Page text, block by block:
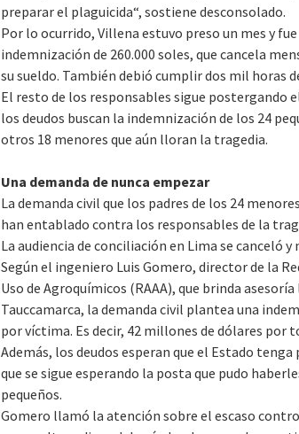
preparar el plaguicida“, sostiene desconsolado.
Por lo ocurrido, Villena estuvo preso un mes y
indemnización de 260.000 soles, que cancela
su sueldo. También debió cumplir dos mil horas
El resto de los responsables sigue postergando
los deudos buscan la indemnización de los 24
otros 18 menores que aún lloran la tragedia.
Una demanda de nunca empezar
La demanda civil que los padres de los 24
han entablado contra los responsables de la
La audiencia de conciliación en Lima se canceló y
Según el ingeniero Luis Gomero, director de la
Uso de Agroquímicos (RAAA), que brinda
Tauccamarca, la demanda civil plantea una
por víctima. Es decir, 42 millones de dólares por
Además, los deudos esperan que el Estado
que se sigue esperando la posta que pudo
pequeños.
Gomero llamó la atención sobre el escaso